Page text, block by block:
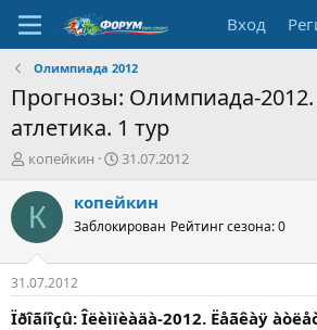
Вход
Олимпиада 2012
Прогнозы: Олимпиада-2012.
атлетика. 1 тур
А
т
о
т
е
м
ы
копейкин
Д
т
н
а
л
31.07.2012
К копейкин
Заблокирован Рейтинг сезона: 0
31.07.2012
Ïðîãíîçû: Îëèìïèàäà-2012. Ëåãêàÿ